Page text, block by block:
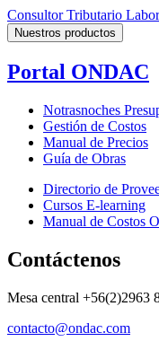
Consultor Tributario
Nuestros productos
Portal ONDAC
Notrasnoches
Gestión de Costos
Manual de Precios
Guía de Obras
Directorio de
Cursos E-learning
Manual de Costos
Contáctenos
Mesa central +56(2)2963
contacto@ondac.com